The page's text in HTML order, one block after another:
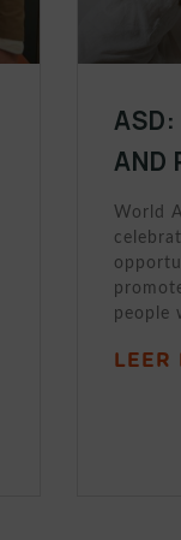
AND
World
people
LEER